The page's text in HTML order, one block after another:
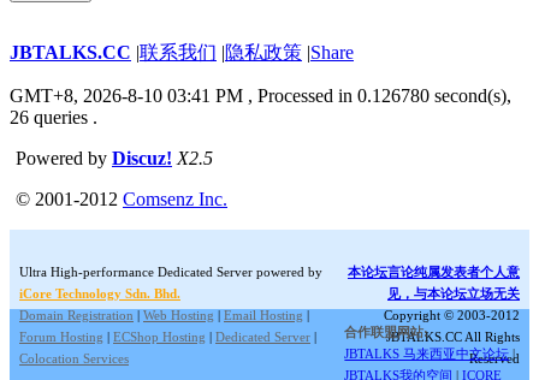
JBTALKS.CC |联系我们 |隐私政策 |Share
GMT+8, 2026-8-10 03:41 PM , Processed in 0.126780 second(s),
26 queries .
Powered by Discuz! X2.5
© 2001-2012 Comsenz Inc.
Ultra High-performance Dedicated Server powered by
iCore Technology Sdn. Bhd.
Domain Registration | Web Hosting | Email Hosting |
Forum Hosting | ECShop Hosting | Dedicated Server |
Colocation Services
本论坛言论纯属发表者个人意
见，与本论坛立场无关
Copyright © 2003-2012
JBTALKS.CC All Rights
Reserved
合作联盟网站:
JBTALKS 马来西亚中文论坛 |
JBTALKS我的空间 |ICORE